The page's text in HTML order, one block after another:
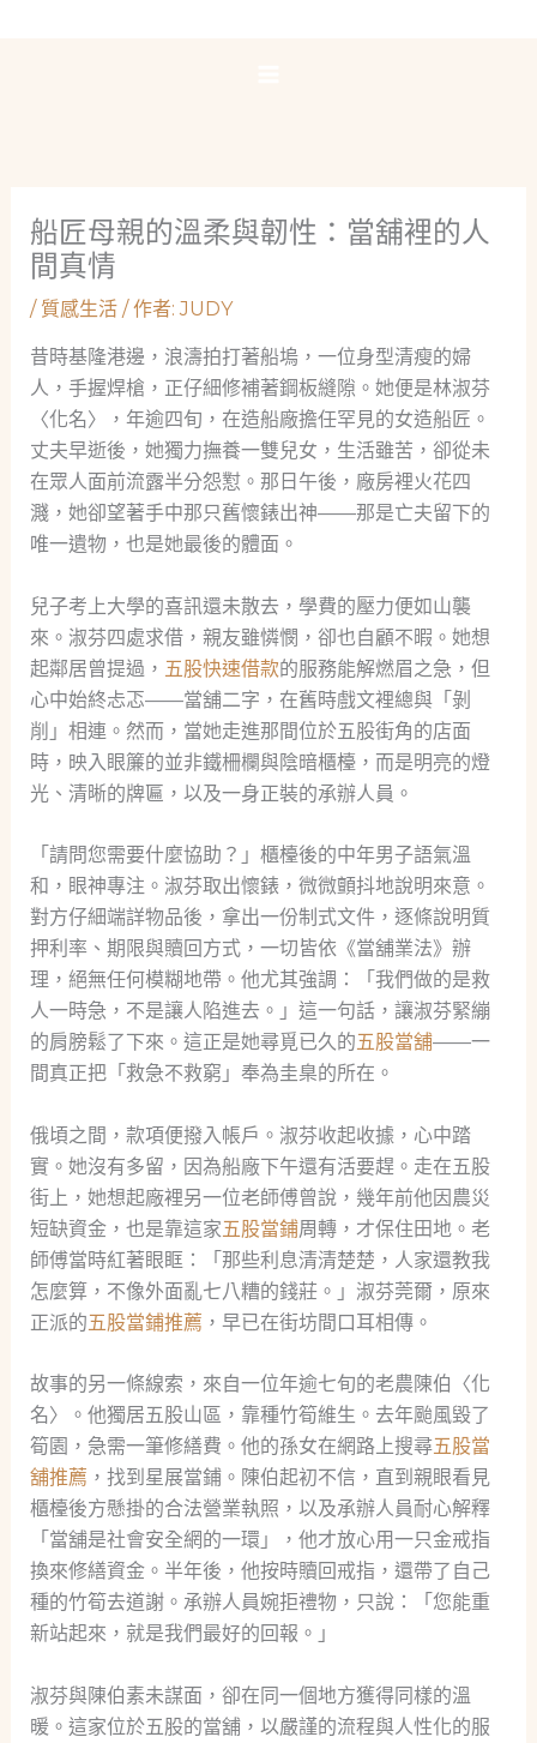
船匠母親的溫柔與韌性：當舖裡的人
間真情
/ 質感生活/ 作者:JUDY
昔時基隆港邊，浪濤拍打著船塢，一位身型清瘦的婦
人，手握焊槍，正仔細修補著鋼板縫隙。她便是林淑芬
〈化名〉，年逾四旬，在造船廠擔任罕見的女造船匠。
丈夫早逝後，她獨力撫養一雙兒女，生活雖苦，卻從未
在眾人面前流露半分怨懟。那日午後，廠房裡火花四
濺，她卻望著手中那只舊懷錶出神——那是亡夫留下的
唯一遺物，也是她最後的體面。
兒子考上大學的喜訊還未散去，學費的壓力便如山襲
來。淑芬四處求借，親友雖憐憫，卻也自顧不暇。她想
起鄰居曾提過， 五股快速借款的服務能解燃眉之急，但
心中始終忐忑——當舖二字，在舊時戲文裡總與「剝
削」相連。然而，當她走進那間位於五股街角的店面
時，映入眼簾的並非鐵柵欄與陰暗櫃檯，而是明亮的燈
光、清晰的牌匾，以及一身正裝的承辦人員。
「請問您需要什麼協助？」櫃檯後的中年男子語氣溫
和，眼神專注。淑芬取出懷錶，微微顫抖地說明來意。
對方仔細端詳物品後，拿出一份制式文件，逐條說明質
押利率、期限與贖回方式，一切皆依《當舖業法》辦
理，絕無任何模糊地帶。他尤其強調：「我們做的是救
人一時急，不是讓人陷進去。」這一句話，讓淑芬緊繃
的肩膀鬆了下來。這正是她尋覓已久的五股當舖——一
間真正把「救急不救窮」奉為圭臬的所在。
俄頃之間，款項便撥入帳戶。淑芬收起收據，心中踏
實。她沒有多留，因為船廠下午還有活要趕。走在五股
街上，她想起廠裡另一位老師傅曾說，幾年前他因農災
短缺資金，也是靠這家五股當鋪周轉，才保住田地。老
師傅當時紅著眼眶：「那些利息清清楚楚，人家還教我
怎麼算，不像外面亂七八糟的錢莊。」淑芬莞爾，原來
正派的五股當鋪推薦 ，早已在街坊間口耳相傳。
故事的另一條線索，來自一位年逾七旬的老農陳伯〈化
名〉。他獨居五股山區，靠種竹筍維生。去年颱風毀了
筍園，急需一筆修繕費。他的孫女在網路上搜尋五股當
舖推薦 ，找到星展當鋪。陳伯起初不信，直到親眼看見
櫃檯後方懸掛的合法營業執照，以及承辦人員耐心解釋
「當舖是社會安全網的一環」，他才放心用一只金戒指
換來修繕資金。半年後，他按時贖回戒指，還帶了自己
種的竹筍去道謝。承辦人員婉拒禮物，只說：「您能重
新站起來，就是我們最好的回報。」
淑芬與陳伯素未謀面，卻在同一個地方獲得同樣的溫
暖。這家位於五股的當舖，以嚴謹的流程與人性化的服